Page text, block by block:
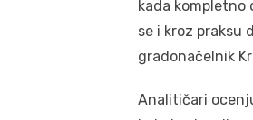
kada kompletno
se i kroz praksu
gradonačelnik
Analitičari